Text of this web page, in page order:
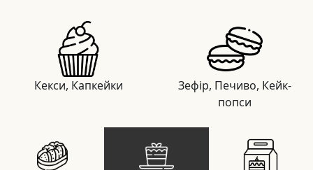
Кекси, Капкейки
Зефір, Печиво, Кейк-
попси